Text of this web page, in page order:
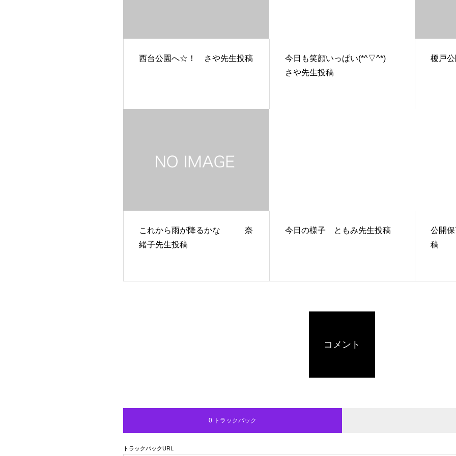
西台公園へ☆！ さや先生投稿
今日も笑顔いっぱい(*^▽^*)
さや先生投稿
榎戸
これから雨が降るかな 奈
緒子先生投稿
今日の様子 ともみ先生投稿
公開
稿
コメント
0 トラックバック
トラックバックURL